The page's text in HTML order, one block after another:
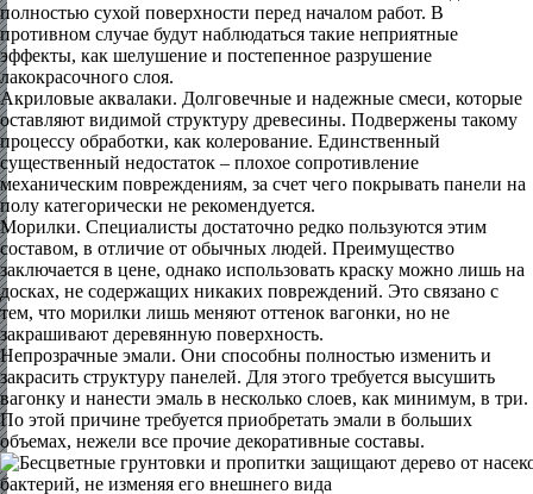
полностью сухой поверхности перед началом работ. В
противном случае будут наблюдаться такие неприятные
эффекты, как шелушение и постепенное разрушение
лакокрасочного слоя.
Акриловые аквалаки. Долговечные и надежные смеси, которые
оставляют видимой структуру древесины. Подвержены такому
процессу обработки, как колерование. Единственный
существенный недостаток – плохое сопротивление
механическим повреждениям, за счет чего покрывать панели на
полу категорически не рекомендуется.
Морилки. Специалисты достаточно редко пользуются этим
составом, в отличие от обычных людей. Преимущество
заключается в цене, однако использовать краску можно лишь на
досках, не содержащих никаких повреждений. Это связано с
тем, что морилки лишь меняют оттенок вагонки, но не
закрашивают деревянную поверхность.
Непрозрачные эмали. Они способны полностью изменить и
закрасить структуру панелей. Для этого требуется высушить
вагонку и нанести эмаль в несколько слоев, как минимум, в три.
По этой причине требуется приобретать эмали в больших
объемах, нежели все прочие декоративные составы.